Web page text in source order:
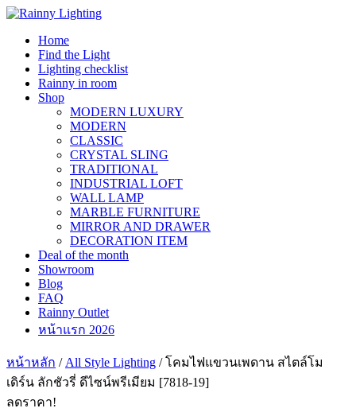
Skip
contentHome
Find the Light
Lighting checklist
Rainny in room
Shop
MODERN LUXURY
MODERN
CLASSIC
CRYSTAL SLING
TRADITIONAL
INDUSTRIAL LOFT
WALL LAMP
MARBLE FURNITURE
MIRROR AND DRAWER
DECORATION ITEM
Deal of the month
Showroom
Blog
FAQ
Rainny Outlet
หน้าแรก 2026
หน้าหลัก / All Style Lighting / โคมไฟแขวนเพดาน สไตล์โม
เดิร์น ลักชัวรี่ ดีไซน์พรีเมียม [7818-19]
ลดราคา!